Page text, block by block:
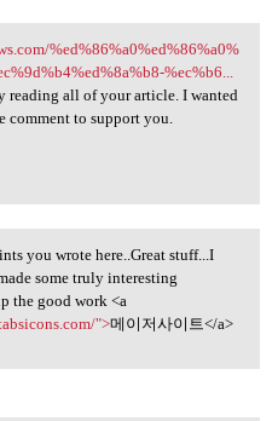
%ed%86%a0
%ed%86%a0%ed%86%a0%
%ec%b6...
reading all of your article. I wanted
comment to support you.
you wrote
you wrote here..Great stuff...I
some truly interesting
the good work <a
">메이저사이트</a>